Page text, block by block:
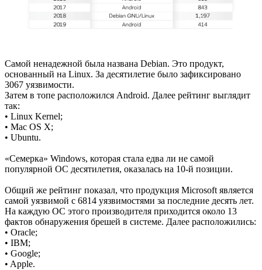
Самой ненадежной была названа Debian. Это продукт,
основанный на Linux. За десятилетие было зафиксировано
3067 уязвимости.
Затем в топе расположился Android. Далее рейтинг выглядит
так:
• Linux Kernel;
• Mac OS X;
• Ubuntu.
«Семерка» Windows, которая стала едва ли не самой
популярной ОС десятилетия, оказалась на 10-й позиции.
Общий же рейтинг показал, что продукция Microsoft является
самой уязвимой с 6814 уязвимостями за последние десять лет.
На каждую ОС этого производителя приходится около 13
фактов обнаружения брешей в системе. Далее расположились:
• Oracle;
• IBM;
• Google;
• Apple.